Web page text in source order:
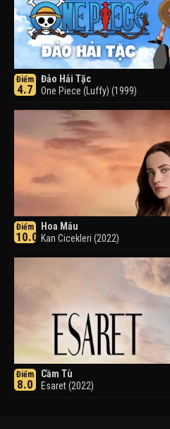
Điểm
4.7
Đảo Hải Tặc
One Piece (Luffy) (1999)
Điểm
10.0
Hoa Máu
Kan Cicekleri (2022)
Điểm
8.0
Cầm Tù
Esaret (2022)